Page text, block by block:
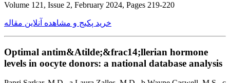
Volume 121, Issue 2, February 2024, Pages 219-220
خرید پکیج و مشاهده آنلاین مقاله
Optimal antim&Atilde;&frac14;llerian hormone
levels in oocyte donors: a national database analysis